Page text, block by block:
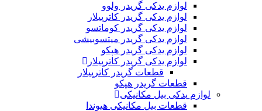
لوازم یدکی گریدر ولوو
لوازم یدکی گریدر کاترپیلار
لوازم یدکی گریدر کوماتسو
لوازم یدکی گریدر میتسوبیشی
لوازم یدکی گریدر هپکو
لوازم یدکی گریدر کاترپیلار
قطعات گریدر کاترپیلار
قطعات گریدر هپکو
لوازم یدکی بیل مکانیکی
قطعات بیل مکانیکی هیوندا